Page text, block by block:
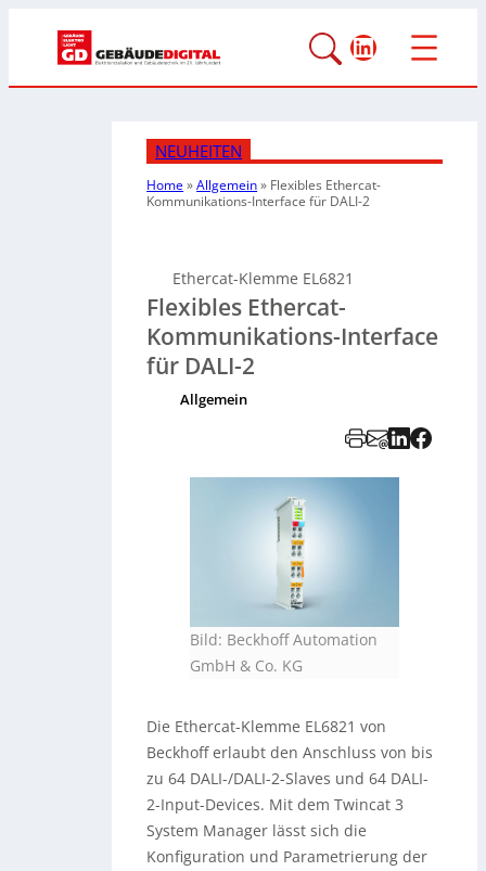
LinkedIn
NEUHEITEN
Home»Allgemein» Flexibles Ethercat-
Kommunikations-Interface für DALI-2
Ethercat-Klemme EL6821
Flexibles Ethercat-
Kommunikations-Interface
für DALI-2
Allgemein
Bild: Beckhoff Automation
GmbH & Co. KG
Die Ethercat-Klemme EL6821 von
Beckhoff erlaubt den Anschluss von bis
zu 64 DALI-/DALI-2-Slaves und 64 DALI-
2-Input-Devices. Mit dem Twincat 3
System Manager lässt sich die
Konfiguration und Parametrierung der